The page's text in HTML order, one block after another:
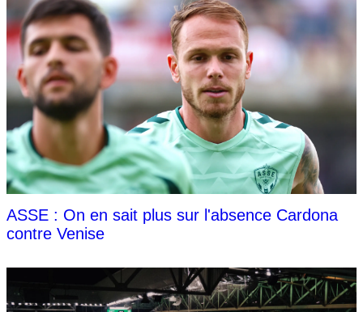
ASSE : On en sait plus sur l'absence Cardona
contre Venise